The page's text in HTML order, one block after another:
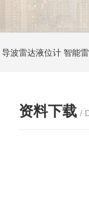
导波雷达液位计 智能
资料下载 /